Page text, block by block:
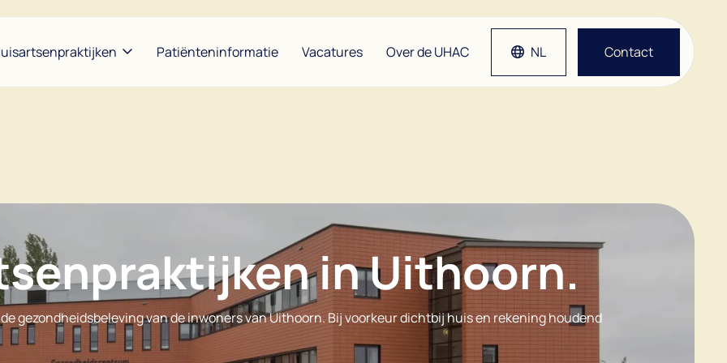
Waver | Benbrahim en De
Lange
Noor
Wegman
Patiënteninformatie Vacatures Over de UHAC NL Contact
in Uithoorn.
gezondheidsbeleving van de inwoners van Uithoorn. Bij voorkeur dichtbij huis en rekening houdend